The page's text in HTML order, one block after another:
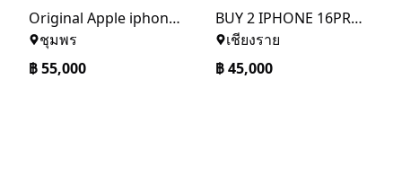
Original Apple iphone 17 Pro Max Unlocked+ Warranty
ชุมพร
฿55,000
BUY 2 IPHONE 16PRO MAX AND GET 1 IPHONE 15 FOR FREE
เชียงราย
฿45,000